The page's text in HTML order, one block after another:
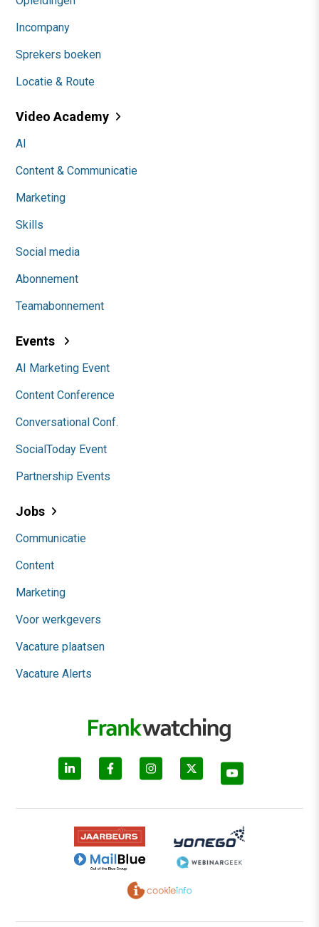
Incompany
Sprekers boeken
Locatie & Route
Video Academy
AI
Content & Communicatie
Marketing
Skills
Social media
Abonnement
Teamabonnement
Events
AI Marketing Event
Content Conference
Conversational Conf.
SocialToday Event
Partnership Events
Jobs
Communicatie
Content
Marketing
Voor werkgevers
Vacature plaatsen
Vacature Alerts